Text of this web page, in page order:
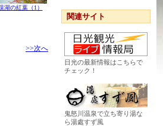
湖の紅葉（1）
>>次へ
関連サイト
日光の最新情報はこちらで
チェック！
鬼怒川温泉で立ち寄り湯な
ら湯處すず風